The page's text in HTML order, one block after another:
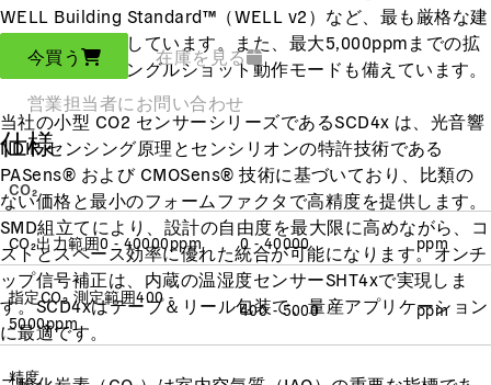
WELL Building Standard™（WELL v2）など、最も厳格な建
築基準にも対応しています。また、最大5,000ppmまでの拡
張測定範囲とシングルショット動作モードも備えています。
当社の小型 CO2 センサーシリーズであるSCD4x は、光音響
NDIR センシング原理とセンシリオンの特許技術である
PASens® および CMOSens® 技術に基づいており、比類の
ない価格と最小のフォームファクタで高精度を提供します。
SMD組立てにより、設計の自由度を最大限に高めながら、コ
ストとスペース効率に優れた統合が可能になります。オンチ
ップ信号補正は、内蔵の温湿度センサーSHT4xで実現しま
す。SCD4xはテープ＆リール包装で、量産アプリケーション
に最適です。
今買う 在庫を見る
営業担当者にお問い合わせ
仕様
CO₂
CO₂出力範囲0 - 40000ppm 0 - 40000 ppm
指定CO₂ 測定範囲400 -
5000ppm
400 - 5000 ppm
精度